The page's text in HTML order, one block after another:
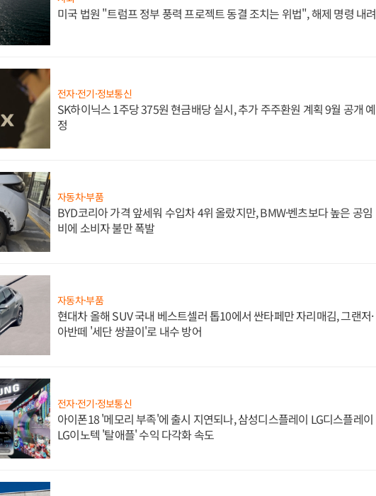
미국 법원 "트럼프 정부 풍력 프로젝트 동결 조치는 위법", 해제 명령 내려
전자·전기·정보통신
SK하이닉스 1주당 375원 현금배당 실시, 추가 주주환원 계획 9월 공개 예
정
자동차·부품
BYD코리아 가격 앞세워 수입차 4위 올랐지만, BMW·벤츠보다 높은 공임
비에 소비자 불만 폭발
자동차·부품
현대차 올해 SUV 국내 베스트셀러 톱10에서 싼타페만 자리매김, 그랜저·
아반떼 '세단 쌍끌이'로 내수 방어
전자·전기·정보통신
아이폰18 '메모리 부족'에 출시 지연되나, 삼성디스플레이 LG디스플레이
LG이노텍 '탈애플' 수익 다각화 속도